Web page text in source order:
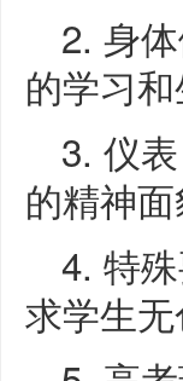
2. 身
的学习和
3. 仪
的精神面
4. 特
求学生